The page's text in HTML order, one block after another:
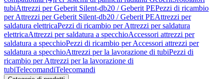
tubiAttrezzi per Geberit Silent-db20 / Geberit PEPezzi di ricambio
per Attrezzi per Geberit Silent-db20 / Geberit PEAttrezzi per
saldatura elettricaPezzi di ricambio per Attrezzi per saldatura
elettricaAttrezzi per saldatura a specchioAccessori attrezzi per
saldatura a specchioPezzi di ricambio per Accessori attrezzi per
saldatura a specchioAttrezzi per la lavorazione di tubiPezzi di
ricambio per Attrezzi per la lavorazione di
tubiTelecomandiTelecomandi